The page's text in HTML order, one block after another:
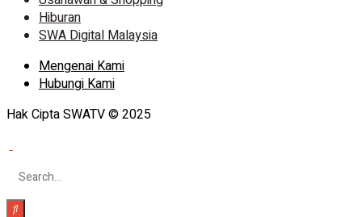
Hiburan
SWA Digital Malaysia
Mengenai Kami
Hubungi Kami
Hak Cipta SWATV © 2025